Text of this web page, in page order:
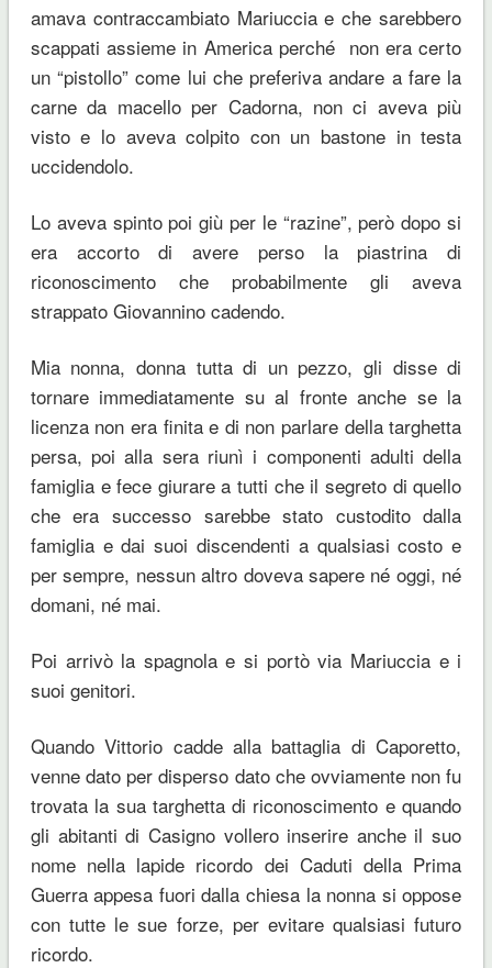
amava contraccambiato Mariuccia e che sarebbero
scappati assieme in America perché non era certo
un “pistollo” come lui che preferiva andare a fare la
carne da macello per Cadorna, non ci aveva più
visto e lo aveva colpito con un bastone in testa
uccidendolo.
Lo aveva spinto poi giù per le “razine”, però dopo si
era accorto di avere perso la piastrina di
riconoscimento che probabilmente gli aveva
strappato Giovannino cadendo.
Mia nonna, donna tutta di un pezzo, gli disse di
tornare immediatamente su al fronte anche se la
licenza non era finita e di non parlare della targhetta
persa, poi alla sera riunì i componenti adulti della
famiglia e fece giurare a tutti che il segreto di quello
che era successo sarebbe stato custodito dalla
famiglia e dai suoi discendenti a qualsiasi costo e
per sempre, nessun altro doveva sapere né oggi, né
domani, né mai.
Poi arrivò la spagnola e si portò via Mariuccia e i
suoi genitori.
Quando Vittorio cadde alla battaglia di Caporetto,
venne dato per disperso dato che ovviamente non fu
trovata la sua targhetta di riconoscimento e quando
gli abitanti di Casigno vollero inserire anche il suo
nome nella lapide ricordo dei Caduti della Prima
Guerra appesa fuori dalla chiesa la nonna si oppose
con tutte le sue forze, per evitare qualsiasi futuro
ricordo.